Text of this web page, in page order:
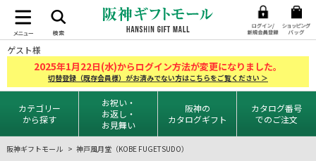
ゲスト様
2025年1月22日(水)からログイン方法が変更になりました。
切替登録（既存会員様）がお済みでない方はこちらをご覧ください ＞
カテゴリー
から探す
お祝い・
お返し・
お見舞い
阪神の
カタログギフト
カタログ番号
でのご注文
阪神ギフトモール 神戸風月堂（KOBE FUGETSUDO）